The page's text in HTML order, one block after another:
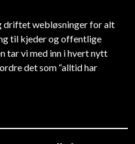
driftet webløsninger for alt
til kjeder og offentlige
tar vi med inn i hvert nytt
det som “alltid har